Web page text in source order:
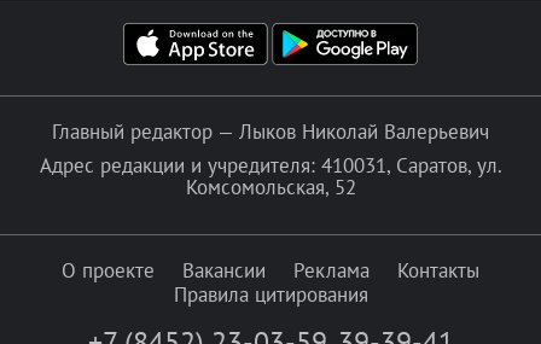
Главный редактор — Лыков Николай Валерьевич
Адрес редакции и учредителя: 410031, Саратов, ул.
Комсомольская, 52
О проекте Вакансии Реклама
Контакты
Правила цитирования